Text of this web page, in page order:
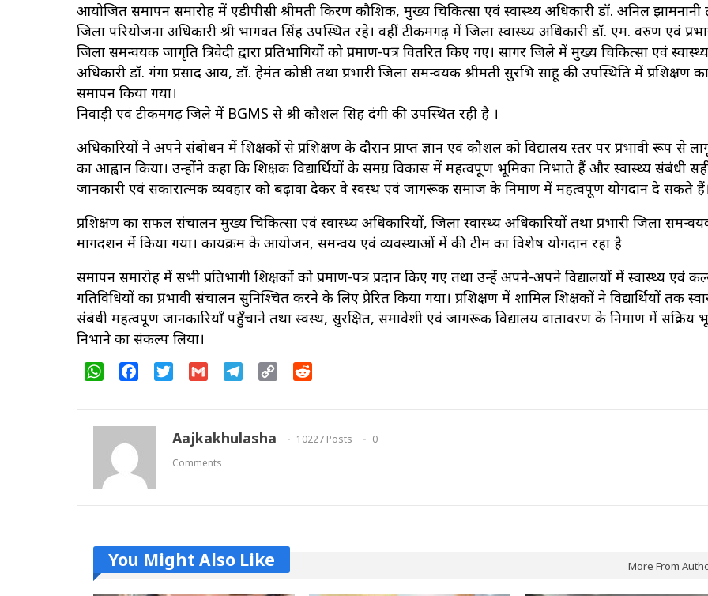
आयोजित समापन समारोह में एडीपीसी श्रीमती किरण कौशिक, मुख्य चिकित्सा एवं स्वास्थ्य अधिकारी डॉ. अनिल झामनानी
जिला परियोजना अधिकारी श्री भागवत सिंह उपस्थित रहे। वहीं टीकमगढ़ में जिला स्वास्थ्य अधिकारी डॉ. एम. वरुण एवं
जिला समन्वयक जागृति त्रिवेदी द्वारा प्रतिभागियों को प्रमाण-पत्र वितरित किए गए। सागर जिले में मुख्य चिकित्सा एवं स्वास्थ्य
अधिकारी डॉ. गंगा प्रसाद आर्य, डॉ. हेमंत कोष्ठी तथा प्रभारी जिला समन्वयक श्रीमती सुरभि साहू की उपस्थिति में प्रशिक्षण का
समापन किया गया।
निवाड़ी एवं टीकमगढ़ जिले में BGMS से श्री कौशल सिह दंगी की उपस्थित रही है ।
अधिकारियों ने अपने संबोधन में शिक्षकों से प्रशिक्षण के दौरान प्राप्त ज्ञान एवं कौशल को विद्यालय स्तर पर प्रभावी रूप से
का आह्वान किया। उन्होंने कहा कि शिक्षक विद्यार्थियों के समग्र विकास में महत्वपूर्ण भूमिका निभाते हैं और स्वास्थ्य संबंधी
जानकारी एवं सकारात्मक व्यवहार को बढ़ावा देकर वे स्वस्थ एवं जागरूक समाज के निर्माण में महत्वपूर्ण योगदान दे सकते
प्रशिक्षण का सफल संचालन मुख्य चिकित्सा एवं स्वास्थ्य अधिकारियों, जिला स्वास्थ्य अधिकारियों तथा प्रभारी जिला
मार्गदर्शन में किया गया। कार्यक्रम के आयोजन, समन्वय एवं व्यवस्थाओं में की टीम का विशेष योगदान रहा है
समापन समारोह में सभी प्रतिभागी शिक्षकों को प्रमाण-पत्र प्रदान किए गए तथा उन्हें अपने-अपने विद्यालयों में स्वास्थ्य एवं
गतिविधियों का प्रभावी संचालन सुनिश्चित करने के लिए प्रेरित किया गया। प्रशिक्षण में शामिल शिक्षकों ने विद्यार्थियों तक
संबंधी महत्वपूर्ण जानकारियाँ पहुँचाने तथा स्वस्थ, सुरक्षित, समावेशी एवं जागरूक विद्यालय वातावरण के निर्माण में सक्रिय
निभाने का संकल्प लिया।
WhatsAppFacebookTwitter Gmail Telegram
Copy
Aajkakhulasha 10227 Posts
0
Comments
You Might Also Like More From